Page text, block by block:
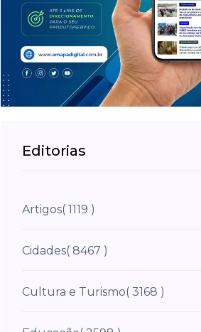
Editorias
Artigos( 1119 )
Cidades( 8467 )
Cultura e Turismo( 3168 )